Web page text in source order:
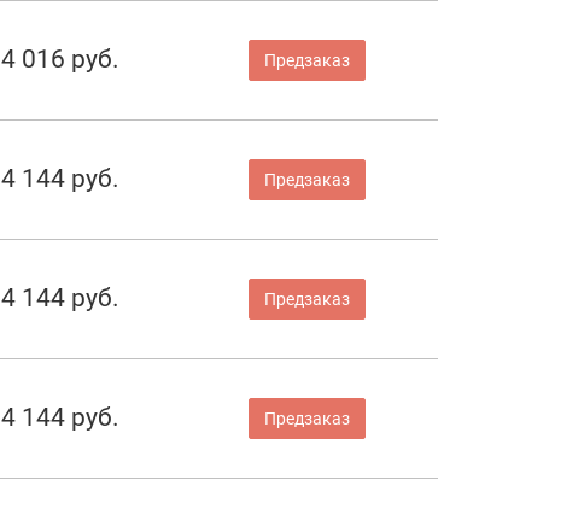
4 016 руб. Предзаказ
4 144 руб. Предзаказ
4 144 руб. Предзаказ
4 144 руб. Предзаказ